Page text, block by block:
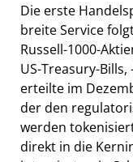
Die erste
breite Service
Russell-1000-
US-Treasury-Bills,
erteilte im
der den
werden
direkt in die